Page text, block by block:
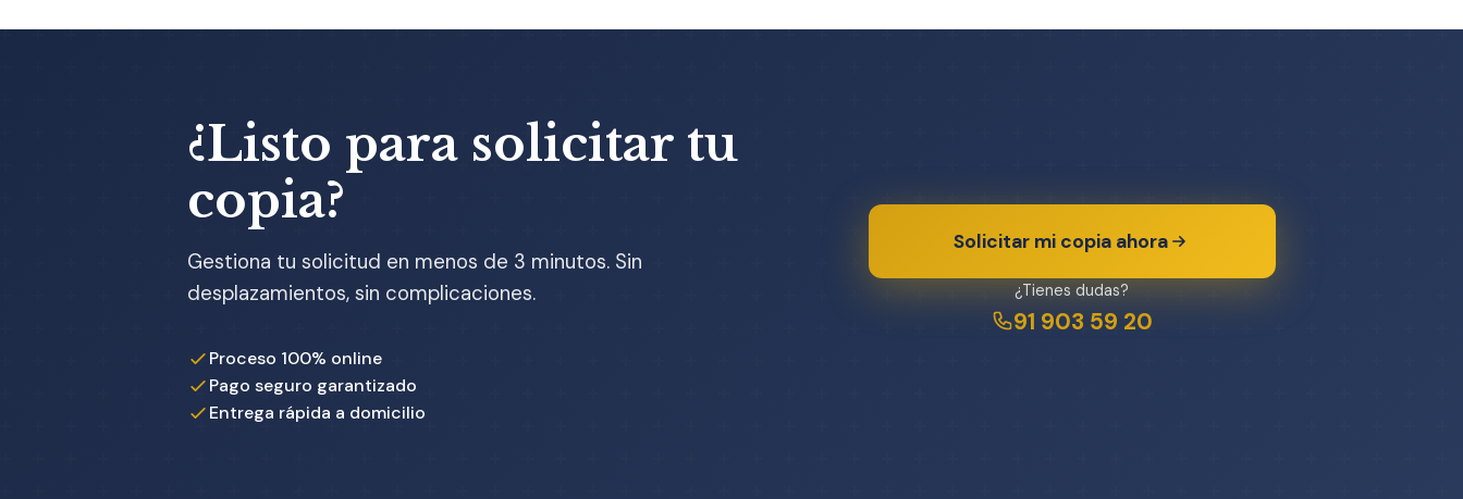
¿Listo para solicitar tu
copia?
Gestiona tu solicitud en menos de 3 minutos. Sin
desplazamientos, sin complicaciones.
Proceso 100% online
Pago seguro garantizado
Entrega rápida a domicilio
Solicitar mi copia ahora
¿Tienes dudas?
91 903 59 20